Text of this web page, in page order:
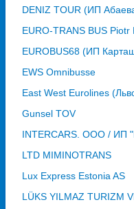
DENIZ TOUR (ИП
EURO-TRANS BUS Piotr
EUROBUS68 (ИП
EWS Omnibusse
East West Eurolines
Gunsel TOV
INTERCARS. ООО / ИП
LTD MIMINOTRANS
Lux Express Estonia AS
LÜKS YILMAZ TURIZM